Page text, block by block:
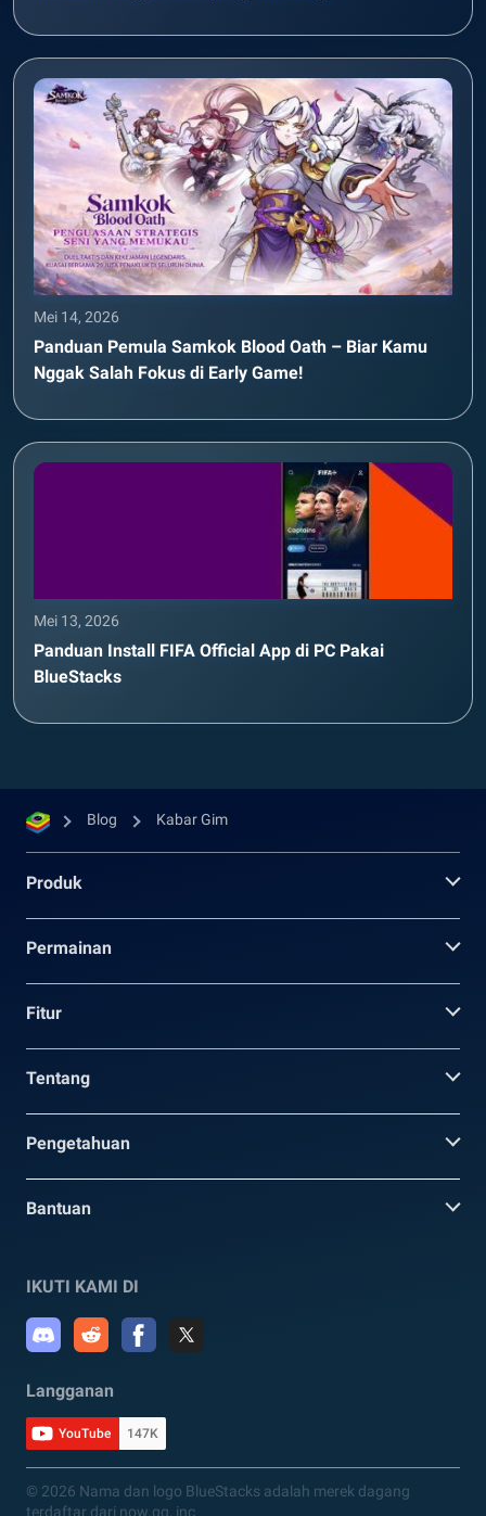
Mei 14, 2026
Panduan Pemula Samkok Blood Oath – Biar Kamu
Nggak Salah Fokus di Early Game!
Mei 13, 2026
Panduan Install FIFA Official App di PC Pakai
BlueStacks
Blog Kabar Gim
Produk
Permainan
Fitur
Tentang
Pengetahuan
Bantuan
IKUTI KAMI DI
Langganan
YouTube 147K
© 2026 Nama dan logo BlueStacks adalah merek dagang
terdaftar dari now.gg, inc